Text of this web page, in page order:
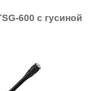
600 с гусиной